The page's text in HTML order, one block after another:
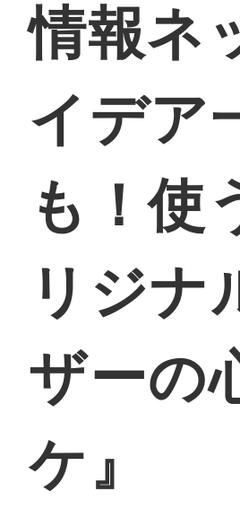
情報ネ
イデア
も！使
リジナ
ザーの
ケ』
地域